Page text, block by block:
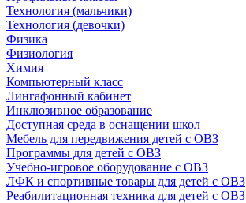
Технология (мальчики)
Технология (девочки)
Физика
Физиология
Химия
Компьютерный класс
Лингафонный кабинет
Инклюзивное образование
Доступная среда в оснащении школ
Мебель для передвижения детей с ОВЗ
Программы для детей с ОВЗ
Учебно-игровое оборудование с ОВЗ
ЛФК и спортивные товары для детей с ОВЗ
Реабилитационная техника для детей с ОВЗ